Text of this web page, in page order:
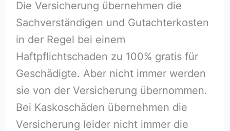
Die Versicherung übernehmen die
Sachverständigen und Gutachterkosten
in der Regel bei einem
Haftpflichtschaden zu 100% gratis für
Geschädigte. Aber nicht immer werden
sie von der Versicherung übernommen.
Bei Kaskoschäden übernehmen die
Versicherung leider nicht immer die